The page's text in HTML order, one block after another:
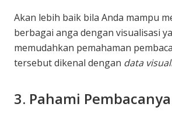
Akan lebih baik bila Anda mampu
berbagai anga dengan visualisasi
memudahkan pemahaman
tersebut dikenal dengan data
3. Pahami Pembacanya